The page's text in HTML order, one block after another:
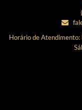
Horário de Atendimento: